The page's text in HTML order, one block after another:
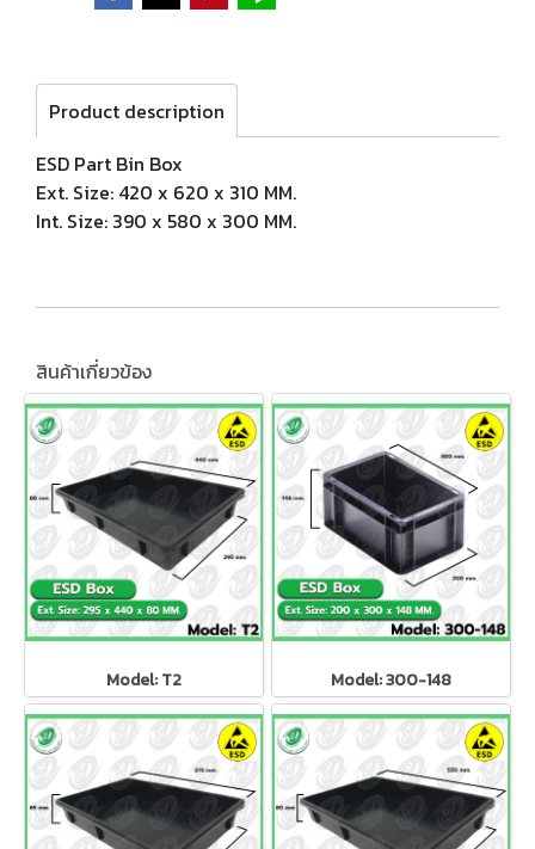
Product description
ESD Part Bin Box
Ext. Size: 420 x 620 x 310 MM.
Int. Size: 390 x 580 x 300 MM.
สินค้าเกี่ยวข้อง
Model: T2 Model: 300-148